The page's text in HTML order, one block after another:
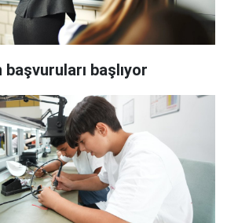
başlıyor